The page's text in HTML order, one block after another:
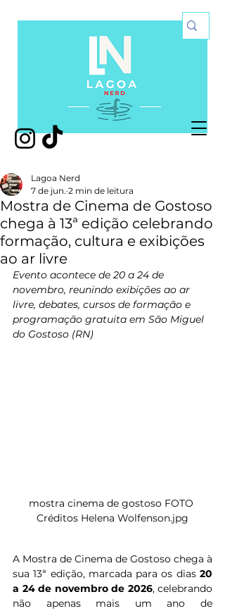
Mostra de Cinema de Gostoso
chega à 13ª edição celebrando
formação, cultura e exibições
ao ar livre
Lagoa Nerd
7 de jun. 2 min de leitura
Evento acontece de 20 a 24 de
novembro, reunindo exibições ao ar
livre, debates, cursos de formação e
programação gratuita em São Miguel
do Gostoso (RN)
mostra cinema de gostoso FOTO
Créditos Helena Wolfenson.jpg
A Mostra de Cinema de Gostoso chega à
sua 13ª edição, marcada para os dias 20
a 24 de novembro de 2026, celebrando
não apenas mais um ano de